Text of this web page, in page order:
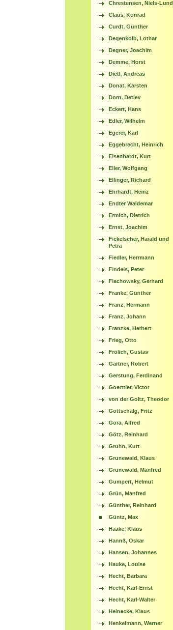
Chrestensen, Niels-Lund
Claus, Konrad
Curdt, Günther
Degenkolb, Lothar
Degner, Joachim
Demme, Horst
Dietl, Andreas
Donat, Karsten
Dorn, Detlev
Eckert, Hans
Edler, Wilhelm
Egerer, Karl
Eggebrecht, Heinrich
Eisenhardt, Kurt
Eller, Wolfgang
Ellinger, Richard
Ehrhardt, Heinz
Endter Waldemar
Ermich, Dietrich
Ernst, Joachim
Fickelscher, Harald und
Petra
Fiedler, Herrmann
Findeis, Peter
Flachowsky, Gerhard
Franke, Günther
Franz, Hermann
Franz, Johann
Franzke, Herbert
Frieg, Otto
Frölich, Gustav
Gärtner, Robert
Gerstung, Ferdinand
Goerttler, Victor
von der Goltz, Theodor
Gottschalg, Fritz
Gora, Alfred
Götz, Reinhard
Gruhn, Kurt
Grunewald, Klaus
Grunewald, Manfred
Gumpert, Helmut
Grün, Manfred
Günther, Reinhard
Güntz, Max
Haake, Klaus
Hannß, Oskar
Hansen, Johannes
Hauke, Louise
Hecht, Barbara
Hecht, Karl-Ernst
Hecht, Karl-Walter
Heinecke, Klaus
Henkelmann, Werner